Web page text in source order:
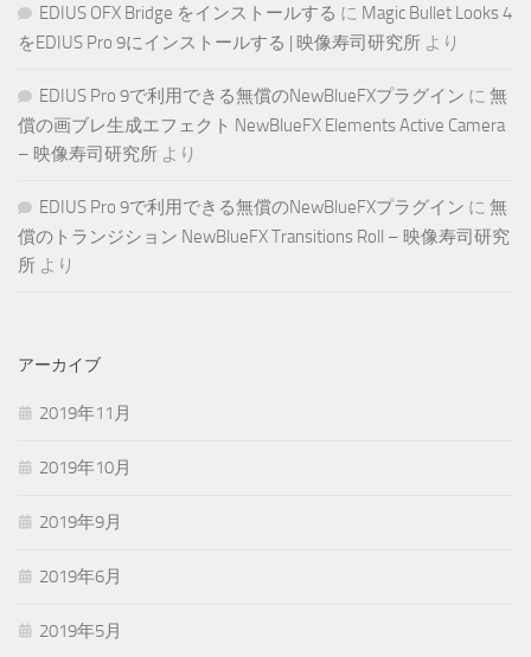
EDIUS OFX Bridge をインストールする に Magic Bullet Looks 4
をEDIUS Pro 9にインストールする | 映像寿司研究所 より
EDIUS Pro 9で利用できる無償のNewBlueFXプラグイン に 無
償の画ブレ生成エフェクト NewBlueFX Elements Active Camera
– 映像寿司研究所 より
EDIUS Pro 9で利用できる無償のNewBlueFXプラグイン に 無
償のトランジション NewBlueFX Transitions Roll – 映像寿司研究
所 より
アーカイブ
2019年11月
2019年10月
2019年9月
2019年6月
2019年5月